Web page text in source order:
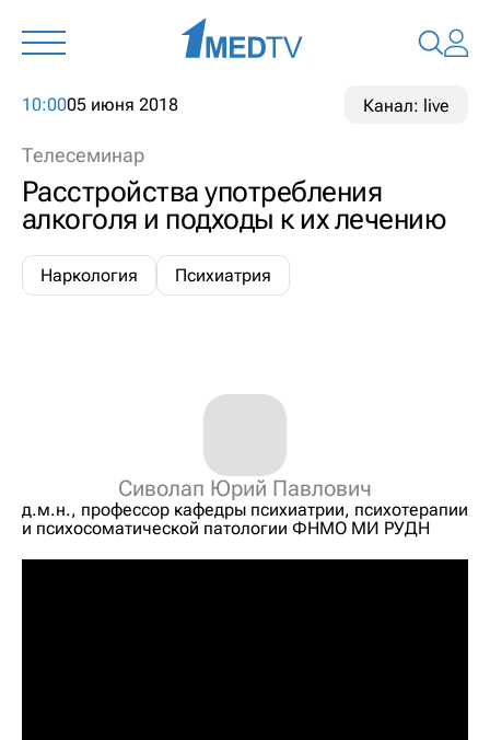
10:0005 июня 2018 Канал: live
Телесеминар
Расстройства употребления
алкоголя и подходы к их лечению
Наркология Психиатрия
Сиволап Юрий Павлович
д.м.н., профессор кафедры психиатрии, психотерапии
и психосоматической патологии ФНМО МИ РУДН